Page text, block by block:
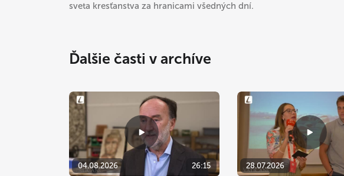
sveta kresťanstva za hranicami všedných dní.
Ďalšie časti v archíve
04.08.2026 26:15 28.07.2026